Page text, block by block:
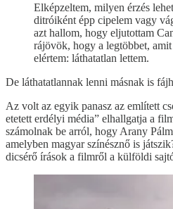
Elképzeltem, milyen érzés
ditróiként épp cipelem vagy
azt hallom, hogy eljutottam
rájövök, hogy a legtöbbet, amit
elértem: láthatatlan lettem.
De láthatatlannak lenni másnak is
Az volt az egyik panasz az említett
etetett erdélyi média” elhallgatja a
számolnak be arról, hogy Arany
amelyben magyar színésznő is
dicsérő írások a filmről a külföldi